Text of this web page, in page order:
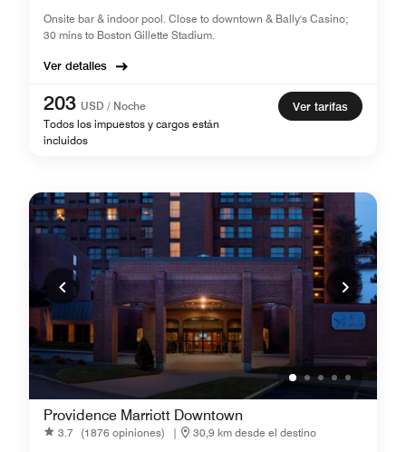
Onsite bar & indoor pool. Close to downtown & Bally's Casino;
30 mins to Boston Gillette Stadium.
Ver detalles
203 USD / Noche
Todos los impuestos y cargos están
incluidos
Ver tarifas
Providence Marriott Downtown
3.7 (1876 opiniones) | 30,9 km desde el destino